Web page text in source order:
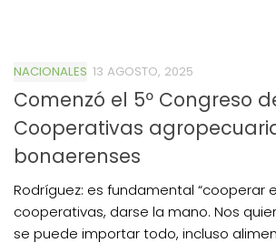
NACIONALES 13 AGOSTO, 2025
Comenzó el 5º Congreso
Cooperativas
bonaerenses
Rodríguez: es fundamental “cooperar
cooperativas, darse la mano. Nos
se puede importar todo, incluso